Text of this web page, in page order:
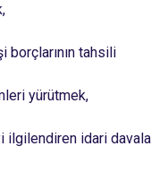
borçlarının tahsili
yürütmek,
ilgilendiren idari